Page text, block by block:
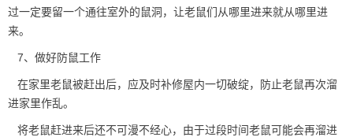
过一定要留一个通往室外的鼠洞，让老鼠们从哪里进来就从哪里进
来。
7、做好防鼠工作
在家里老鼠被赶出后，应及时补修屋内一切破绽， 防止老鼠再次溜
进家里作乱。
将老鼠赶进来后还不可漫不经心，由于过段时间老鼠可能会再溜进